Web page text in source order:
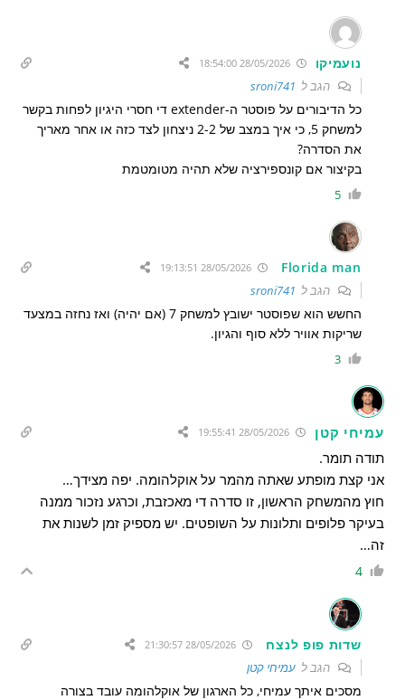
נועמיקו 28/05/2026 18:54:00
הגב ל sroni741
כל הדיבורים על פוסטר ה-extender די חסרי היגיון לפחות בקשר
למשחק 5, כי איך במצב של 2-2 ניצחון לצד כזה או אחר מאריך
את הסדרה?
בקיצור אם קונספירציה שלא תהיה מטומטמת
5
Florida man
28/05/2026 19:13:51
הגב ל sroni741
החשש הוא שפוסטר ישובץ למשחק 7 (אם יהיה) ואז נחזה במצעד
שריקות אוויר ללא סוף והגיון.
3
עמיחי קטן
תודה תומר.
אני קצת מופתע שאתה מהמר על אוקלהומה. יפה מצידך…
חוץ מהמשחק הראשון, זו סדרה די מאכזבת, וכרגע נזכור ממנה
בעיקר פלופים ותלונות על השופטים. יש מספיק זמן לשנות את
זה…
4
שדות פופ לנצח
הגב לעמיחי קטן
מסכים איתך עמיחי, כל הארגון של אוקלהומה עובד בצורה